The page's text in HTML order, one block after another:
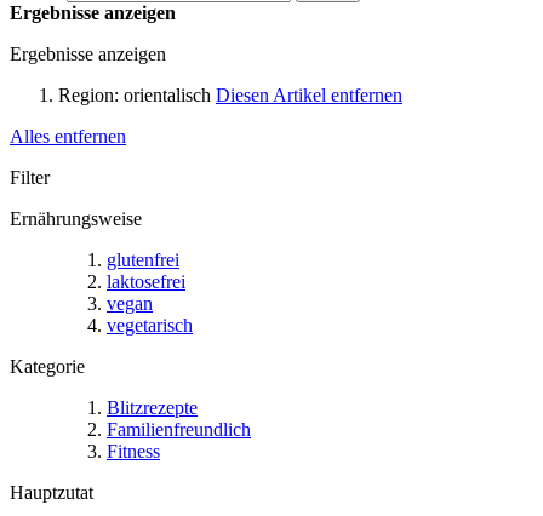
Ergebnisse anzeigen
Ergebnisse anzeigen
Region: orientalisch Diesen Artikel entfernen
Alles entfernen
Filter
Ernährungsweise
glutenfrei
laktosefrei
vegan
vegetarisch
Kategorie
Blitzrezepte
Familienfreundlich
Fitness
Hauptzutat